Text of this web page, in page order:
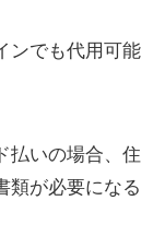
ンでも代用可能
払いの場合、住
類が必要になる